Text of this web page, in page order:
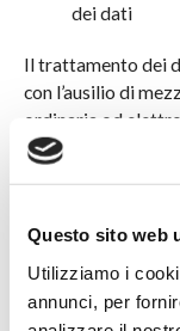
Questo sito web
Utilizziamo i
annunci, per
Piastre
Piastre
dei dati
Il trattamento dei
con l’ausilio di
ordinaria od
archivi cartacei
strettamente
Specifiche misure
autorizzati.